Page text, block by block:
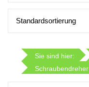
Sie sind hier:
Schraubendreher